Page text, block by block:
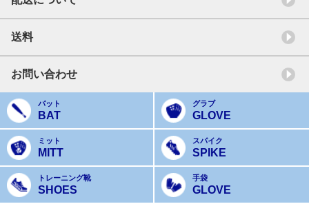
送料
お問い合わせ
バット
BAT
グラブ
GLOVE
ミット
MITT
スパイク
SPIKE
トレーニング靴
SHOES
手袋
GLOVE